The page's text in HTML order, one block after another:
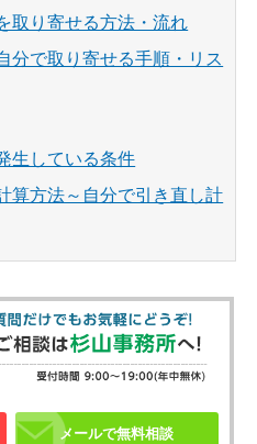
取り寄せる方法・流れ
分で取り寄せる手順・リス
生している条件
算方法～自分で引き直し計
メールで無料相談